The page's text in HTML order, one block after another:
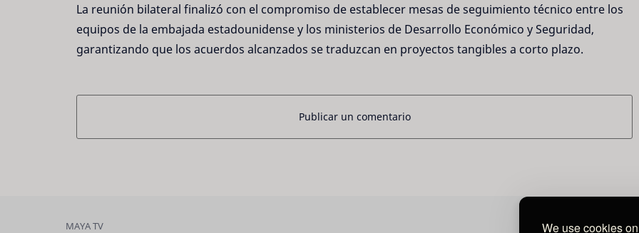
We use cookies
La reunión bilateral finalizó con el compromiso de establecer mesas de seguimiento técnico entre los
equipos de la embajada estadounidense y los ministerios de Desarrollo Económico y Seguridad,
garantizando que los acuerdos alcanzados se traduzcan en proyectos tangibles a corto plazo.
Publicar un comentario